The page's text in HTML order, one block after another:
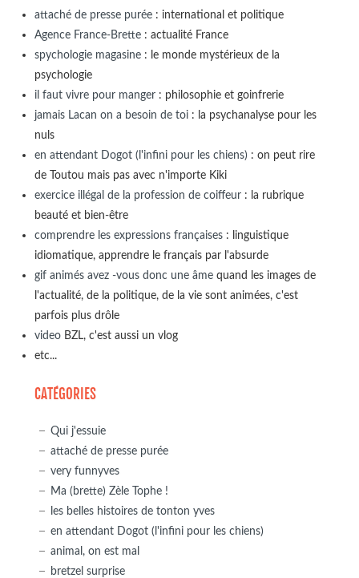
attaché de presse purée: international et politique
Agence France-Brette: actualité France
spychologie magasine: le monde mystérieux de la
psychologie
il faut vivre pour manger: philosophie et goinfrerie
jamais Lacan on a besoin de toi: la psychanalyse pour les
nuls
en attendant Dogot (l'infini pour les chiens): on peut rire
de Toutou mais pas avec n'importe Kiki
exercice illégal de la profession de coiffeur: la rubrique
beauté et bien-être
comprendre les expressions françaises: linguistique
idiomatique, apprendre le français par l'absurde
gif animés avez -vous donc une âmequand les images de
l'actualité, de la politique, de la vie sont animées, c'est
parfois plus drôle
videoBZL, c'est aussi un vlog
etc...
CATÉGORIES
Qui j'essuie
attaché de presse purée
very funnyves
Ma (brette) Zèle Tophe !
les belles histoires de tonton yves
en attendant Dogot (l'infini pour les chiens)
animal, on est mal
bretzel surprise